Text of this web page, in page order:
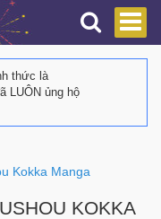
thức là
LUÔN ủng hộ
Kokka Manga
KOKKA